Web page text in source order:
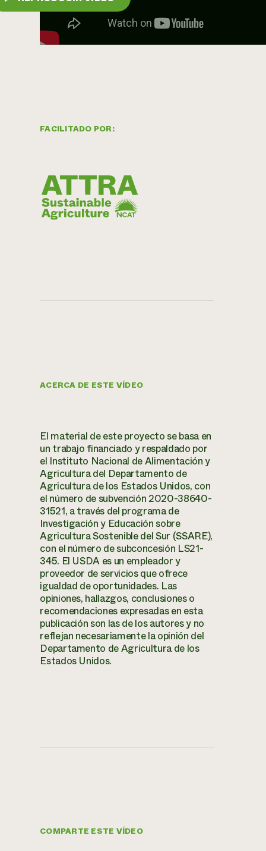
FACILITADO POR:
ACERCA DE ESTE VÍDEO
El material de este proyecto se basa en
un trabajo financiado y respaldado por
el Instituto Nacional de Alimentación y
Agricultura del Departamento de
Agricultura de los Estados Unidos, con
el número de subvención 2020-38640-
31521, a través del programa de
Investigación y Educación sobre
Agricultura Sostenible del Sur (SSARE),
con el número de subconcesión LS21-
345. El USDA es un empleador y
proveedor de servicios que ofrece
igualdad de oportunidades. Las
opiniones, hallazgos, conclusiones o
recomendaciones expresadas en esta
publicación son las de los autores y no
reflejan necesariamente la opinión del
Departamento de Agricultura de los
Estados Unidos.
COMPARTE ESTE VÍDEO